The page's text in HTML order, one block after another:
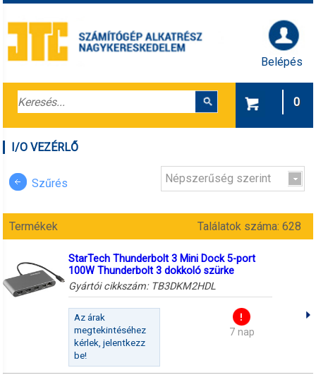
Belépés
0
I/O VEZÉRLŐ
Szűrés Népszerűség szerint
Termékek Találatok száma: 628
StarTech Thunderbolt 3 Mini Dock 5-port
100W Thunderbolt 3 dokkoló szürke
Gyártói cikkszám: TB3DKM2HDL
Az árak
megtekintéséhez
kérlek, jelentkezz
be!
7 nap